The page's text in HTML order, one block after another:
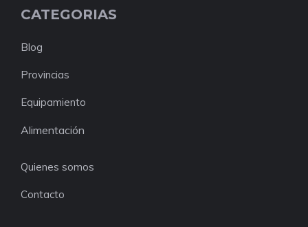
CATEGORIAS
Blog
Provincias
Equipamiento
Alimentación
Quienes somos
Contacto